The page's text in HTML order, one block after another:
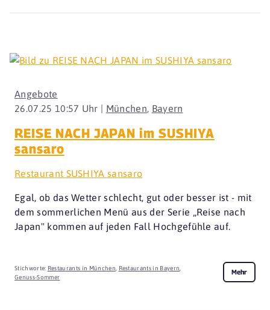
26.07.25 10:57 Uhr | München, Bayern
Angebote
REISE NACH JAPAN im SUSHIYA
sansaro
Restaurant SUSHIYA sansaro
Egal, ob das Wetter schlecht, gut oder besser ist - mit
dem sommerlichen Menü aus der Serie „Reise nach
Japan" kommen auf jeden Fall Hochgefühle auf.
Stichworte: Restaurants in München Restaurants in Bayern
Genuss-Sommer
Mehr